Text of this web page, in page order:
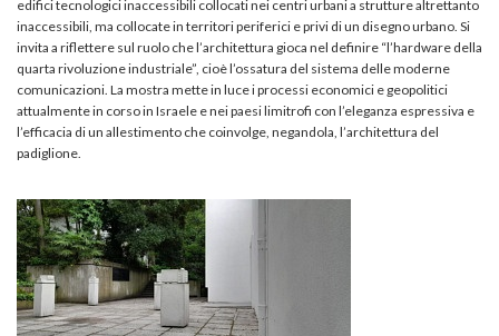
edifici tecnologici inaccessibili collocati nei centri urbani a strutture altrettanto
inaccessibili, ma collocate in territori periferici e privi di un disegno urbano. Si
invita a riflettere sul ruolo che l’architettura gioca nel definire “l’hardware della
quarta rivoluzione industriale”, cioè l’ossatura del sistema delle moderne
comunicazioni. La mostra mette in luce i processi economici e geopolitici
attualmente in corso in Israele e nei paesi limitrofi con l’eleganza espressiva e
l’efficacia di un allestimento che coinvolge, negandola, l’architettura del
padiglione.